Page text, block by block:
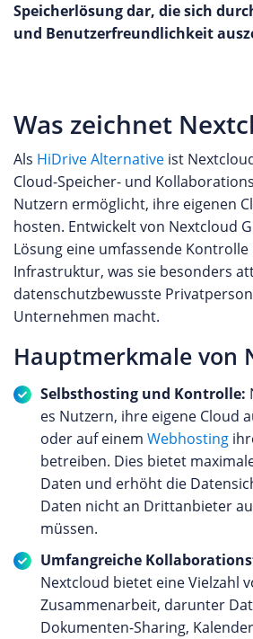
Speicherlösung dar, die sich
und Benutzerfreundlichkeit
Was zeichnet
Als HiDrive Alternative ist
Cloud-Speicher- und
Nutzern ermöglicht, ihre eigenen
hosten. Entwickelt von Nextcloud
Lösung eine umfassende
Infrastruktur, was sie besonders
datenschutzbewusste
Unternehmen macht.
Hauptmerkmale von
Selbsthosting und Kontrolle:
es Nutzern, ihre eigene Cloud
oder auf einem Webhosting
betreiben. Dies bietet
Daten und erhöht die
Daten nicht an Drittanbieter
müssen.
Umfangreiche
Nextcloud bietet eine Vielzahl
Zusammenarbeit, darunter
Dokumenten-Sharing,